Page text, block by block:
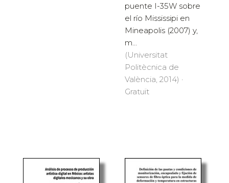
puente I-35W sobre
el río Mississipi en
Mineapolis (2007) y,
m...
(Universitat
Politècnica de
València, 2014) ·
Gratuït